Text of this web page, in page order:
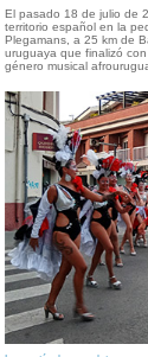
El pasado 18 de julio de
territorio español en la
Plegamans, a 25 km de
uruguaya que finalizó
género musical